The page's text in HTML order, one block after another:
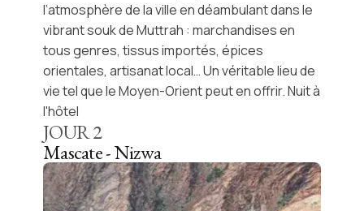
l’atmosphère de la ville en déambulant dans le
vibrantsouk de Muttrah : marchandises en
tous genres, tissus importés, épices
orientales, artisanat local… Un véritable lieu de
vie tel que le Moyen-Orient peut en offrir. Nuit à
l'hôtel
JOUR2
Mascate - Nizwa